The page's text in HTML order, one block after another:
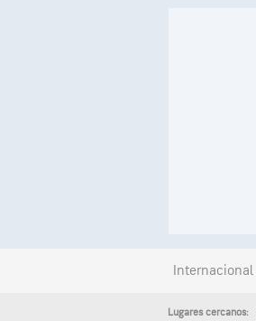
Internacional
Lugares cercanos: